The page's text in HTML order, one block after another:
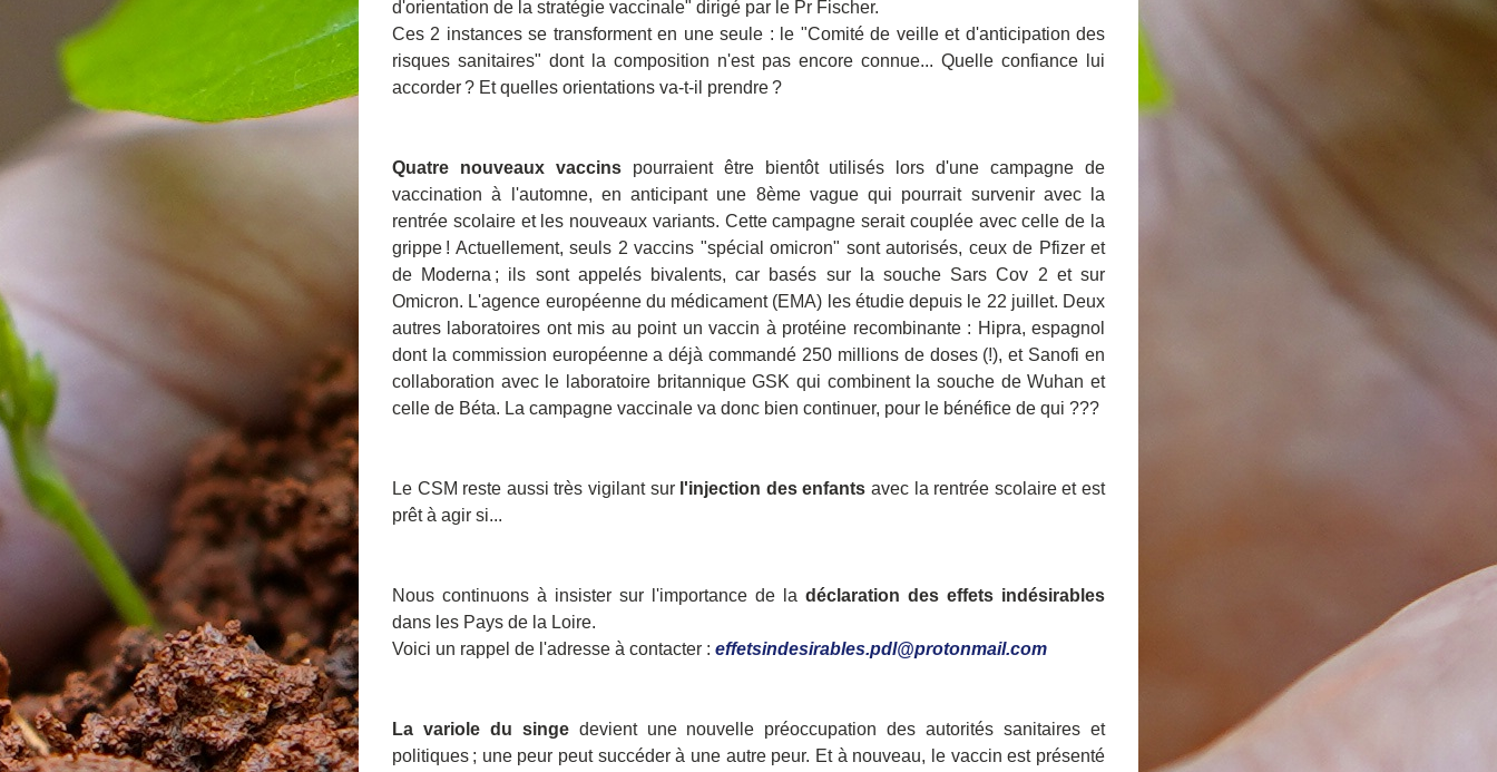
d'orientation de la stratégie vaccinale" dirigé par le Pr Fischer.
Ces 2 instances se transforment en une seule : le "Comité de veille et d'anticipation des
risques sanitaires" dont la composition n'est pas encore connue... Quelle confiance lui
accorder ? Et quelles orientations va-t-il prendre ?
Quatre nouveaux vaccins pourraient être bientôt utilisés lors d'une campagne de
vaccination à l'automne, en anticipant une 8ème vague qui pourrait survenir avec la
rentrée scolaire et les nouveaux variants. Cette campagne serait couplée avec celle de la
grippe ! Actuellement, seuls 2 vaccins "spécial omicron" sont autorisés, ceux de Pfizer et
de Moderna ; ils sont appelés bivalents, car basés sur la souche Sars Cov 2 et sur
Omicron. L'agence européenne du médicament (EMA) les étudie depuis le 22 juillet. Deux
autres laboratoires ont mis au point un vaccin à protéine recombinante : Hipra, espagnol
dont la commission européenne a déjà commandé 250 millions de doses (!), et Sanofi en
collaboration avec le laboratoire britannique GSK qui combinent la souche de Wuhan et
celle de Béta. La campagne vaccinale va donc bien continuer, pour le bénéfice de qui ???
Le CSM reste aussi très vigilant sur l'injection des enfants avec la rentrée scolaire et est
prêt à agir si...
Nous continuons à insister sur l'importance de la déclaration des effets indésirables
dans les Pays de la Loire.
Voici un rappel de l'adresse à contacter : effetsindesirables.pdl@protonmail.com
La variole du singe devient une nouvelle préoccupation des autorités sanitaires et
politiques ; une peur peut succéder à une autre peur. Et à nouveau, le vaccin est présenté